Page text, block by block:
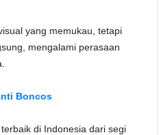
yang memukau, tetapi
mengalami perasaan
Boncos
di Indonesia dari segi